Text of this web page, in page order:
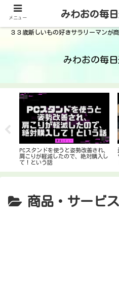
３３歳新しいもの好きサラリーマンが
みわおの毎
PCスタンドを使うと姿勢改善され、
肩こりが軽減したので、絶対購入し
て！という話
商品・サービ
メニュー みわおの毎